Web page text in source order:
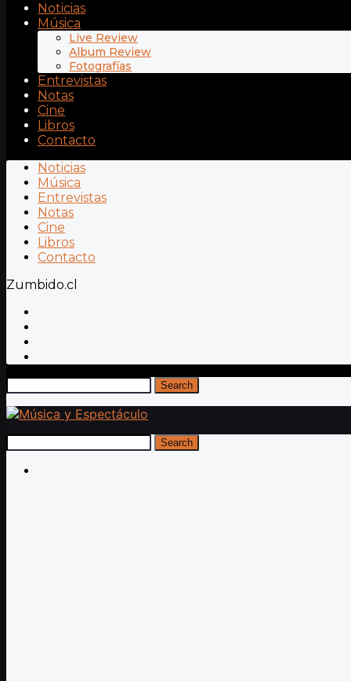
Noticias
Música
Live Review
Album Review
Fotografías
Entrevistas
Notas
Cine
Libros
Contacto
Noticias
Música
Entrevistas
Notas
Cine
Libros
Contacto
Zumbido.cl
Search
Search